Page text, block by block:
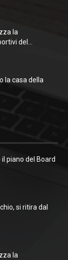
la
del...
la casa della
piano del Board
si ritira dal
la